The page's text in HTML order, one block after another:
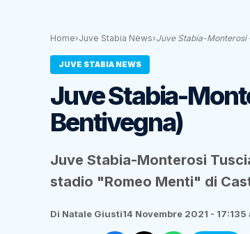
Home›Juve Stabia News›Juve Stabia-Monterosi
JUVE STABIA NEWS
Juve Stabia-
Bentivegna)
Juve Stabia-Monterosi
stadio "Romeo Menti" di
Di Natale Giusti14 Novembre 2021 - 17:135